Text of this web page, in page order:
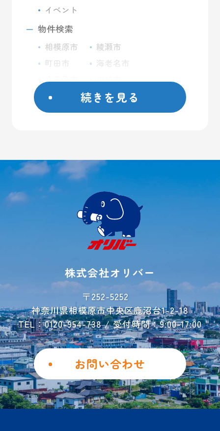
イベント
物件検索
相模原市
町田市
八王子市
座間市
日野市
厚木市
綾瀬市
海老名市
川崎市
藤沢市
屋外コンテナ
大型ガレージ
初めての方へ
よくあるご質問
お荷物運搬サービス
お問い合わせ
ご解約フォーム
個人情報保護方針
Instagram
Facebook
続きを見る
株式会社オリバー
〒252-5252
神奈川県相模原市中央区鹿沼台1-2-18
TEL：0120-954-738 / 受付時間：9:00-17:00
お問い合わせ